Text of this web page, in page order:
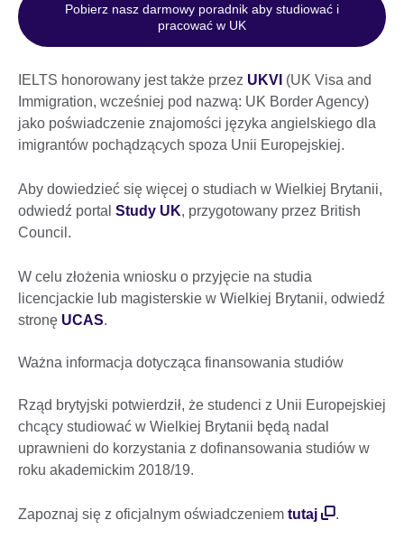
Pobierz nasz darmowy poradnik aby studiować i
pracować w UK
IELTS honorowany jest także przez UKVI (UK Visa and
Immigration, wcześniej pod nazwą: UK Border Agency)
jako poświadczenie znajomości języka angielskiego dla
imigrantów pochądzących spoza Unii Europejskiej.
Aby dowiedzieć się więcej o studiach w Wielkiej Brytanii,
odwiedź portal Study UK, przygotowany przez British
Council.
W celu złożenia wniosku o przyjęcie na studia
licencjackie lub magisterskie w Wielkiej Brytanii, odwiedź
stronę UCAS.
Ważna informacja dotycząca finansowania studiów
Rząd brytyjski potwierdził, że studenci z Unii Europejskiej
chcący studiować w Wielkiej Brytanii będą nadal
uprawnieni do korzystania z dofinansowania studiów w
roku akademickim 2018/19.
Zapoznaj się z oficjalnym oświadczeniem tutaj .